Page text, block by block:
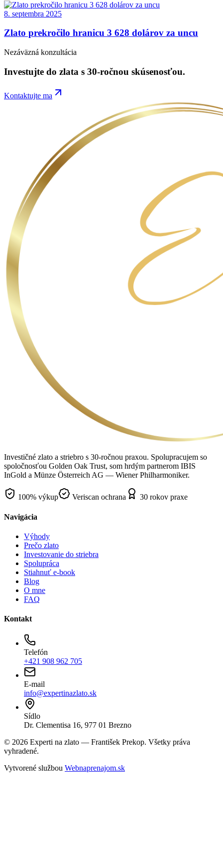
8. septembra 2025
Zlato prekročilo hranicu 3 628 dolárov za uncu
Nezáväzná konzultácia
Investujte do zlata s 30-ročnou skúsenosťou.
Kontaktujte ma
Investičné zlato a striebro s 30-ročnou praxou. Spolupracujem so
spoločnosťou Golden Oak Trust, som hrdým partnerom IBIS
InGold a Münze Österreich AG — Wiener Philharmoniker.
100% výkup Veriscan ochrana 30 rokov praxe
Navigácia
Výhody
Prečo zlato
Investovanie do striebra
Spolupráca
Stiahnuť e-book
Blog
O mne
FAQ
Kontakt
Telefón
+421 908 962 705
E-mail
info@expertinazlato.sk
Sídlo
Dr. Clementisa 16, 977 01 Brezno
© 2026 Experti na zlato — František Prekop. Všetky práva
vyhradené.
Vytvorené službou Webnaprenajom.sk